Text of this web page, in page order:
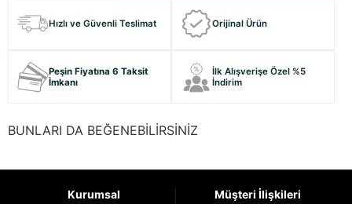
Hızlı ve Güvenli Teslimat Orijinal Ürün
Peşin Fiyatına 6 Taksit
İmkanı
İlk Alışverişe Özel %5
İndirim
BUNLARI DA BEĞENEBİLİRSİNİZ
Kurumsal Müşteri İlişkileri